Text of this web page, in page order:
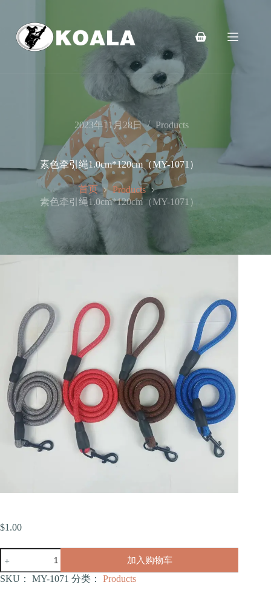
购
车
2023年11月28日 Products
素色牵引绳1.0cm*120cm（MY-1071）
首页
Products
素色牵引绳1.0cm*120cm（MY-1071）
$1.00
色
牵
加入购物车
SKU： MY-1071 分类： Products